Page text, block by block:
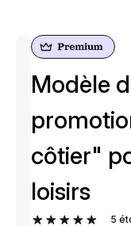
Modèle
côtier"
loisirs
5